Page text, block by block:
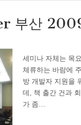
산 2009
세미나 자체는 목
체류하는 바람에
방 개발자 지원을
데, 책 출간 건과
가 좀…